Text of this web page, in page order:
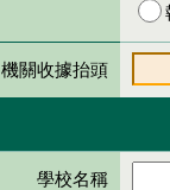
機關收據抬頭
學校名稱